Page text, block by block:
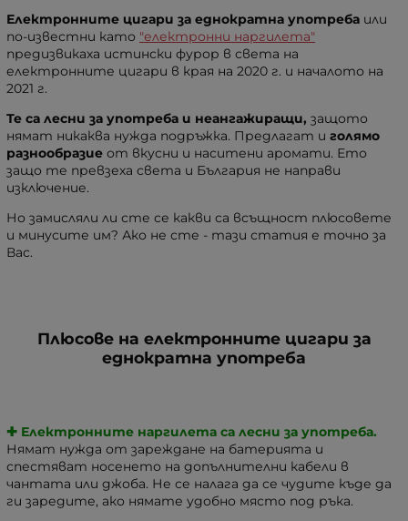
Електронните цигари за еднократна употреба или
по-известни като "електронни наргилета"
предизвикаха истински фурор в света на
електронните цигари в края на 2020 г. и началото на
2021 г.
Те са лесни за употреба и неангажиращи, защото
нямат никаква нужда подръжка. Предлагат и голямо
разнообразие от вкусни и наситени аромати. Ето
защо те превзеха света и България не направи
изключение.
Но замисляли ли сте се какви са всъщност плюсовете
и минусите им? Ако не сте - тази статия е точно за
Вас.
Плюсове на електронните цигари за
еднократна употреба
✚ Електронните наргилета са лесни за употреба.
Нямат нужда от зареждане на батерията и
спестяват носенето на допълнителни кабели в
чантата или джоба. Не се налага да се чудите къде да
ги заредите, ако нямате удобно място под ръка.